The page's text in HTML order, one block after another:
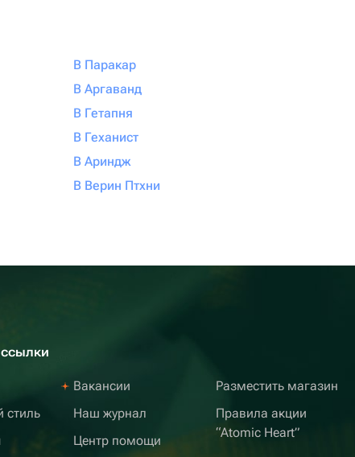
В Паракар
В Аргаванд
В Гетапня
В Геханист
В Ариндж
В Верин Птхни
Вакансии
Наш журнал
Центр помощи
Разместить магазин
Правила акции
“Atomic Heart”